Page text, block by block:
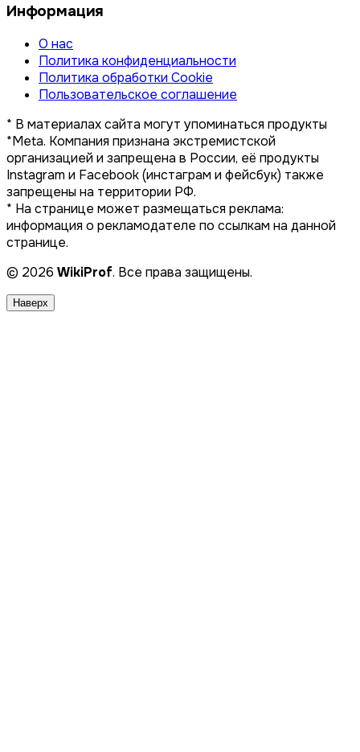
Информация
О нас
Политика конфиденциальности
Политика обработки Cookie
Пользовательское соглашение
* В материалах сайта могут упоминаться продукты
*Meta. Компания признана экстремистской
организацией и запрещена в России, её продукты
Instagram и Facebook (инстаграм и фейсбук) также
запрещены на территории РФ.
* На странице может размещаться реклама:
информация о рекламодателе по ссылкам на данной
странице.
© 2026 WikiProf. Все права защищены.
Наверх